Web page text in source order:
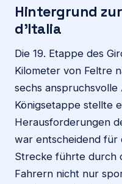
Hintergrund zur
d’Italia
Die 19. Etappe des
Kilometer von Feltre
sechs anspruchsvolle
Königsetappe stellte
Herausforderungen
war entscheidend für
Strecke führte durch
Fahrern nicht nur